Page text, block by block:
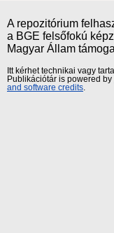
A repozitórium
a BGE felsőfokú
Magyar Állam
Itt kérhet technikai vagy
Publikációtár is powered by
and software credits